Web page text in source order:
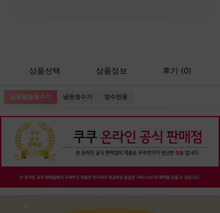
상품선택 상품정보 후기 (0)
냉온얼음정수기 냉온정수기 정수전용